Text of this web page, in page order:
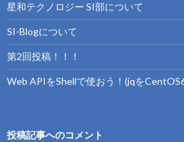
星和テクノロジー SI部について
SI-Blogについて
第2回投稿！！！
Web APIをShellで使おう！(jqを
投稿記事へのコメント